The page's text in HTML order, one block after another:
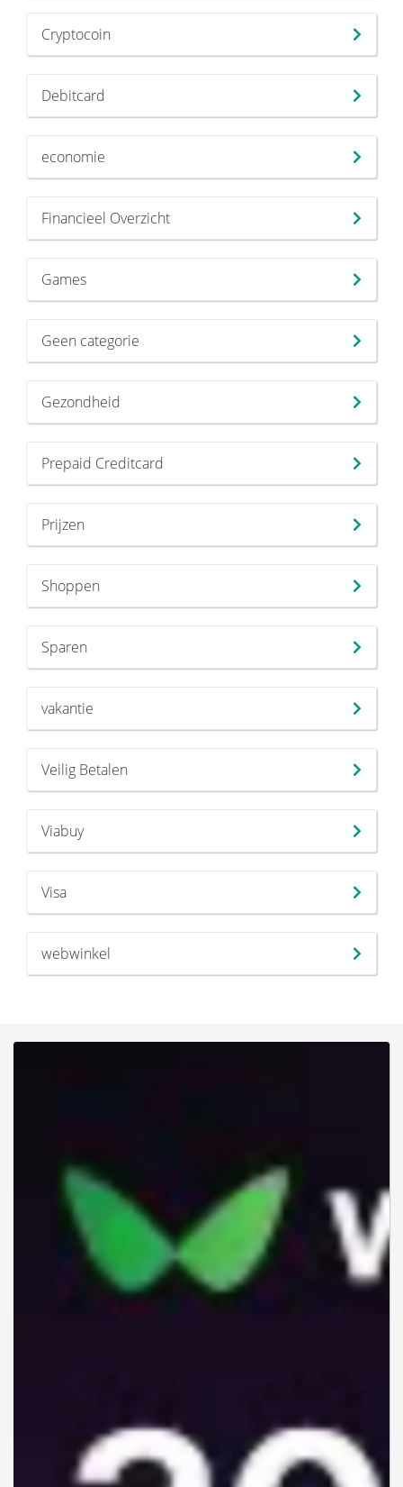
Cryptocoin
Debitcard
economie
Financieel Overzicht
Games
Geen categorie
Gezondheid
Prepaid Creditcard
Prijzen
Shoppen
Sparen
vakantie
Veilig Betalen
Viabuy
Visa
webwinkel